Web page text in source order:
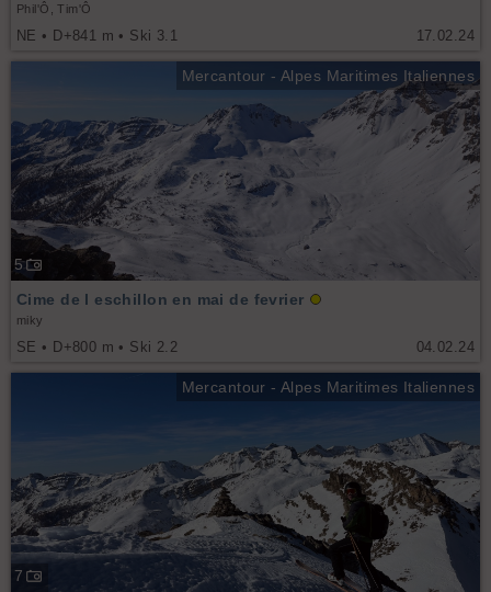
17.02.24
Phil'Ô, Tim'Ô
NE • D+841 m • Ski 3.1
Mercantour - Alpes Maritimes Italiennes
5
04.02.24
Cime de l eschillon en mai de fevrier
miky
SE • D+800 m • Ski 2.2
Mercantour - Alpes Maritimes Italiennes
7